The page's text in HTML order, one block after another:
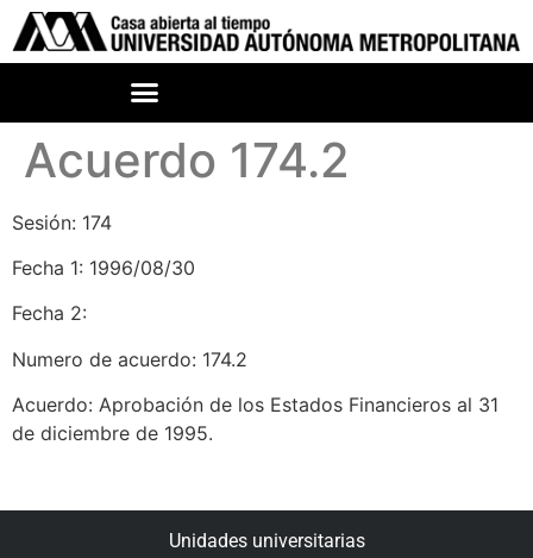
Acuerdo 174.2
Sesión: 174
Fecha 1: 1996/08/30
Fecha 2:
Numero de acuerdo: 174.2
Acuerdo: Aprobación de los Estados Financieros al 31
de diciembre de 1995.
Unidades universitarias